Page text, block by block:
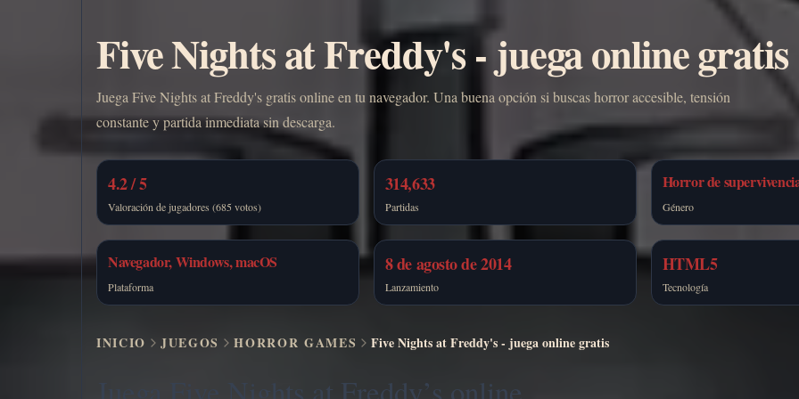
Five Nights at Freddy's - juega online gratis
Juega Five Nights at Freddy's gratis online en tu navegador. Una buena opción si buscas horror accesible, tensión
constante y partida inmediata sin descarga.
4.2 / 5
Valoración de jugadores (685 votos)
314,633
Partidas
Horror de
Género
Navegador, Windows, macOS
Plataforma
8 de agosto de 2014
Lanzamiento
HTML5
Tecnología
INICIO JUEGOS HORROR GAMES Five Nights at Freddy's - juega online gratis
Juega Five Nights at Freddy’s online